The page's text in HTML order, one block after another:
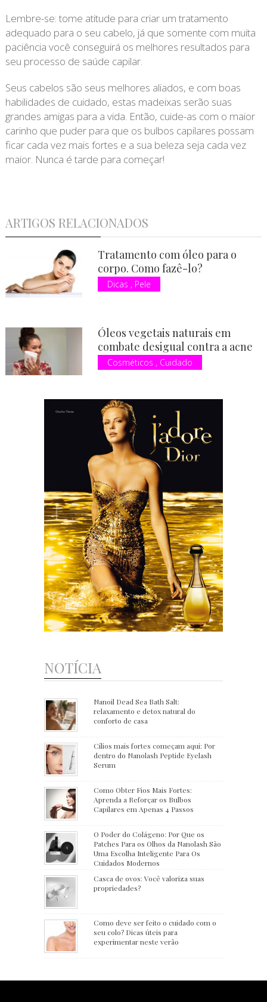
Lembre-se: tome atitude para criar um tratamento
adequado para o seu cabelo, já que somente com muita
paciência você conseguirá os melhores resultados para
seu processo de saúde capilar.
Seus cabelos são seus melhores aliados, e com boas
habilidades de cuidado, estas madeixas serão suas
grandes amigas para a vida. Então, cuide-as com o maior
carinho que puder para que os bulbos capilares possam
ficar cada vez mais fortes e a sua beleza seja cada vez
maior. Nunca é tarde para começar!
ARTIGOS RELACIONADOS
Tratamento com óleo para o
corpo. Como fazê-lo?
Dicas , Pele
Óleos vegetais naturais em
combate desigual contra a acne
Cosméticos , Cuidado
NOTÍCIA
Nanoil Dead Sea Bath Salt:
relaxamento e detox natural do
conforto de casa
Cílios mais fortes começam aqui: Por
dentro do Nanolash Peptide Eyelash
Serum
Como Obter Fios Mais Fortes:
Aprenda a Reforçar os Bulbos
Capilares em Apenas 4 Passos
O Poder do Colágeno: Por Que os
Patches Para os Olhos da Nanolash São
Uma Escolha Inteligente Para Os
Cuidados Modernos
Casca de ovos: Você valoriza suas
propriedades?
Como deve ser feito o cuidado com o
seu colo? Dicas úteis para
experimentar neste verão